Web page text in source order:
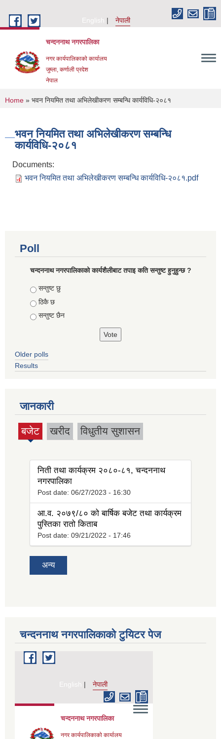
English
नेपाली
चन्दननाथ नगरपालिका
नगर कार्यपालिकाको कार्यालय
जुम्ला, कर्णाली प्रदेश
नेपाल
You are here
Home » भवन नियमित तथा अभिलेखीकरण सम्बन्धि कार्यविधि-२०८१
भवन नियमित तथा अभिलेखीकरण सम्बन्धि
कार्यविधि-२०८१
Documents:
भवन नियमित तथा अभिलेखीकरण सम्बन्धि कार्यविधि-२०८१.pdf
Poll
चन्दननाथ नगरपालिकाको कार्यशैलीबाट तपाइ कति सन्तुष्ट हुनुहुन्छ ?
Choices
सन्तुष्ट छु
ठिकै छ
सन्तुष्ट छैन
Older polls
Results
जानकारी
बजेट
(active
खरीद विधुतीय सुशासन
निती तथा कार्यक्रम २०८०-८१, चन्दननाथ
नगरपालिका
Post date: 06/27/2023 - 16:30
आ.व. २०७९/८० को बार्षिक बजेट तथा कार्यक्रम
पुस्तिका रातो किताब
Post date: 09/21/2022 - 17:46
अन्य
चन्दननाथ नगरपालिकाको टुयिटर पेज